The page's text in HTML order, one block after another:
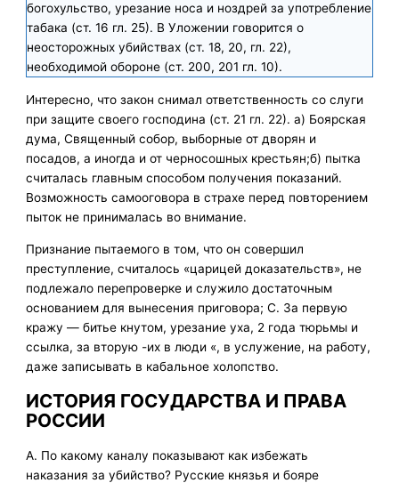
богохульство, урезание носа и ноздрей за употребление
табака (ст. 16 гл. 25). В Уложении говорится о
неосторожных убийствах (ст. 18, 20, гл. 22),
необходимой обороне (ст. 200, 201 гл. 10).
Интересно, что закон снимал ответственность со слуги
при защите своего господина (ст. 21 гл. 22). а) Боярская
дума, Священный собор, выборные от дворян и
посадов, а иногда и от черносошных крестьян;б) пытка
считалась главным способом получения показаний.
Возможность самооговора в страхе перед повторением
пыток не принималась во внимание.
Признание пытаемого в том, что он совершил
преступление, считалось «царицей доказательств», не
подлежало перепроверке и служило достаточным
основанием для вынесения приговора; С. За первую
кражу — битье кнутом, урезание уха, 2 года тюрьмы и
ссылка, за вторую -их в люди «, в услужение, на работу,
даже записывать в кабальное холопство.
ИСТОРИЯ ГОСУДАРСТВА И ПРАВА
РОССИИ
А. По какому каналу показывают как избежать
наказания за убийство? Русские князья и бояре